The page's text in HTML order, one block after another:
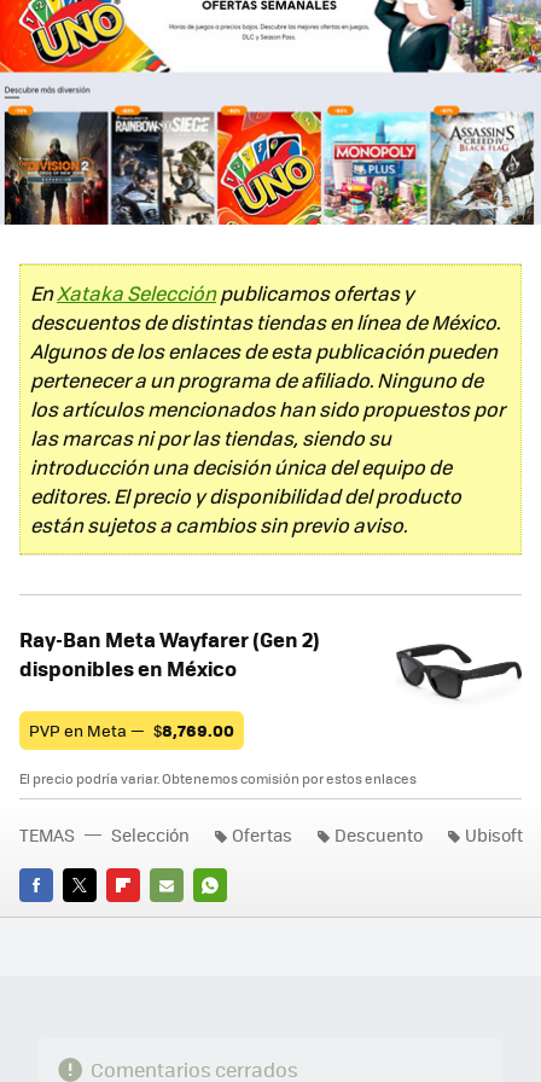
EnXataka Selecciónpublicamos ofertas y
descuentos de distintas tiendas en línea de México.
Algunos de los enlaces de esta publicación pueden
pertenecer a un programa de afiliado. Ninguno de
los artículos mencionados han sido propuestos por
las marcas ni por las tiendas, siendo su
introducción una decisión única del equipo de
editores. El precio y disponibilidad del producto
están sujetos a cambios sin previo aviso.
Ray-Ban Meta Wayfarer (Gen 2)
disponibles en México
PVP en Meta — $8,769.00
El precio podría variar. Obtenemos comisión por estos enlaces
FACEBOOK
TWITTERFLIPBOARD
E-
WHATSAPP
TEMAS Selección Ofertas Descuento Ubisoft
Comentarios cerrados